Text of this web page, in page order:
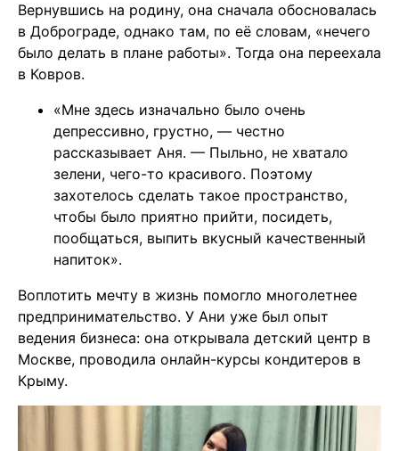
Вернувшись на родину, она сначала обосновалась
в Доброграде, однако там, по её словам, «нечего
было делать в плане работы». Тогда она переехала
в Ковров.
«Мне здесь изначально было очень
депрессивно, грустно, — честно
рассказывает Аня. — Пыльно, не хватало
зелени, чего-то красивого. Поэтому
захотелось сделать такое пространство,
чтобы было приятно прийти, посидеть,
пообщаться, выпить вкусный качественный
напиток».
Воплотить мечту в жизнь помогло многолетнее
предпринимательство. У Ани уже был опыт
ведения бизнеса: она открывала детский центр в
Москве, проводила онлайн-курсы кондитеров в
Крыму.